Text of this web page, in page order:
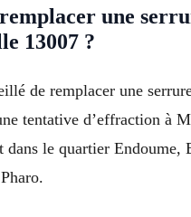
une
13007 ?
de remplacer une
tentative d’effraction à
dans le quartier Endoume,